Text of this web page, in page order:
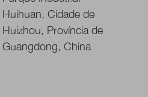
Huihuan, Cidade de
Huizhou, Província de
Guangdong, China